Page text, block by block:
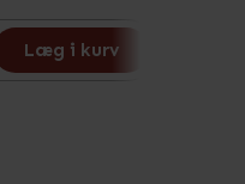
Læg i kurv